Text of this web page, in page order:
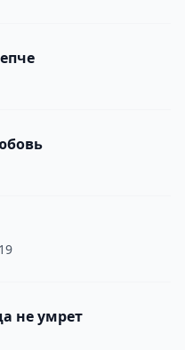
не умрет